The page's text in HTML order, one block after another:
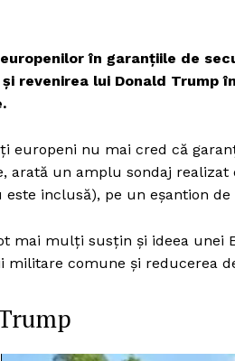
în garanțiile de
revenirea lui Donald Trump
europeni nu mai cred că
arată un amplu sondaj realizat
este inclusă), pe un eșantion de
mai mulți susțin și ideea unei
militare comune și reducerea